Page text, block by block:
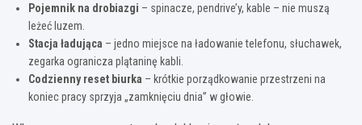
Pojemnik na drobiazgi – spinacze, pendrive’y, kable – nie muszą
leżeć luzem.
Stacja ładująca – jedno miejsce na ładowanie telefonu, słuchawek,
zegarka ogranicza plątaninę kabli.
Codzienny reset biurka – krótkie porządkowanie przestrzeni na
koniec pracy sprzyja „zamknięciu dnia” w głowie.